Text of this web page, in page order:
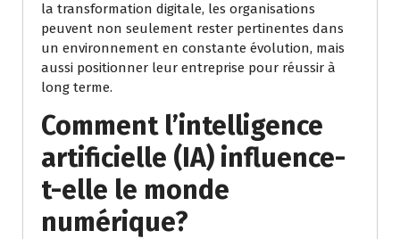
la transformation digitale, les organisations
peuvent non seulement rester pertinentes dans
un environnement en constante évolution, mais
aussi positionner leur entreprise pour réussir à
long terme.
Comment l’intelligence
artificielle (IA) influence-
t-elle le monde
numérique?